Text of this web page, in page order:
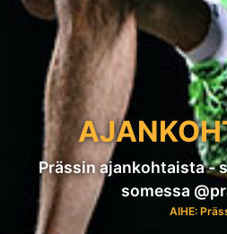
Prässin ajankohtaista -
somessa
AIHE: